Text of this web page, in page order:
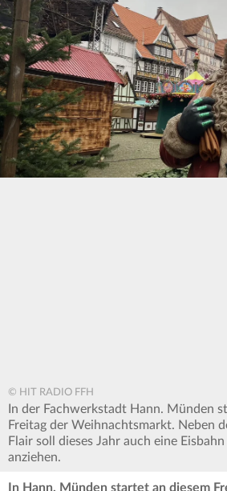
© HIT RADIO FFH
In der Fachwerkstadt Hann. Münden
Freitag der Weihnachtsmarkt. Neben
Flair soll dieses Jahr auch eine
anziehen.
In Hann. Münden startet an diesem